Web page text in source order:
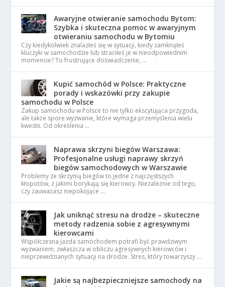
Awaryjne otwieranie samochodu Bytom:
Szybka i skuteczna pomoc w awaryjnym
otwieraniu samochodu w Bytomiu
Czy kiedykolwiek znalazłeś się w sytuacji, kiedy zamknąłeś
kluczyki w samochodzie lub straciłeś je w nieodpowiednim
momencie? To frustrujące doświadczenie, …
Kupić samochód w Polsce: Praktyczne
porady i wskazówki przy zakupie
samochodu w Polsce
Zakup samochodu w Polsce to nie tylko ekscytująca przygoda,
ale także spore wyzwanie, które wymaga przemyślenia wielu
kwestii. Od określenia …
Naprawa skrzyni biegów Warszawa:
Profesjonalne usługi naprawy skrzyń
biegów samochodowych w Warszawie
Problemy ze skrzynią biegów to jedne z najczęstszych
kłopotów, z jakimi borykają się kierowcy. Niezależnie od tego,
czy zauważasz niepokojące …
Jak uniknąć stresu na drodze – skuteczne
metody radzenia sobie z agresywnymi
kierowcami
Współczesna jazda samochodem potrafi być prawdziwym
wyzwaniem, zwłaszcza w obliczu agresywnych kierowców i
nieprzewidzianych sytuacji na drodze. Stres, który towarzyszy …
Jakie są najbezpieczniejsze samochody na